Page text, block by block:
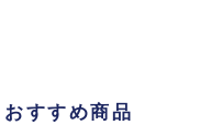
おすすめ商品